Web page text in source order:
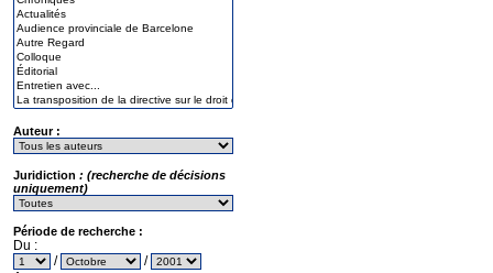
Auteur :
Juridiction : (recherche de décisions
uniquement)
Période de recherche :
Du :
/
/